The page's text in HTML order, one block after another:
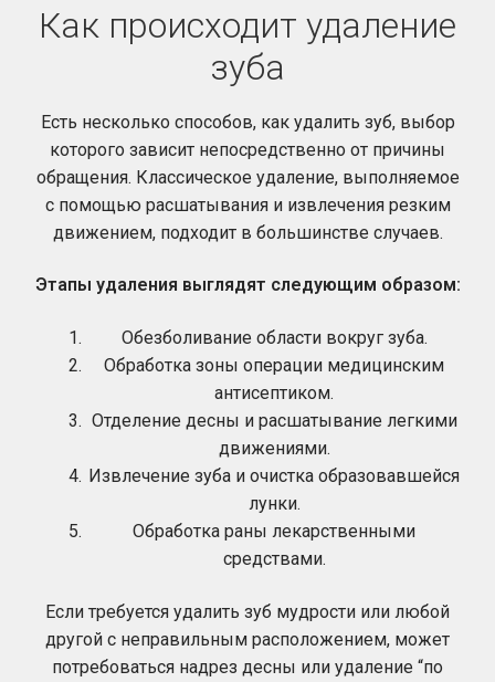
Как происходит удаление
зуба
Есть несколько способов, как удалить зуб, выбор
которого зависит непосредственно от причины
обращения. Классическое удаление, выполняемое
с помощью расшатывания и извлечения резким
движением, подходит в большинстве случаев.
Этапы удаления выглядят следующим образом:
Обезболивание области вокруг зуба.
Обработка зоны операции медицинским
антисептиком.
Отделение десны и расшатывание легкими
движениями.
Извлечение зуба и очистка образовавшейся
лунки.
Обработка раны лекарственными
средствами.
Если требуется удалить зуб мудрости или любой
другой с неправильным расположением, может
потребоваться надрез десны или удаление “по